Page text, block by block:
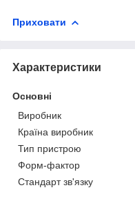
Приховати
Характеристики
Основні
Виробник
Країна виробник
Тип пристрою
Форм-фактор
Стандарт зв'язку